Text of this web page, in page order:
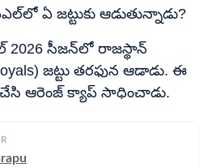
ఏ జట్టుకు ఆడుతున్నాడు?
2026 సీజన్‌లో రాజస్థాన్
జట్టు తరఫున ఆడాడు. ఈ
చేసి ఆరెంజ్ క్యాప్ సాధించాడు.